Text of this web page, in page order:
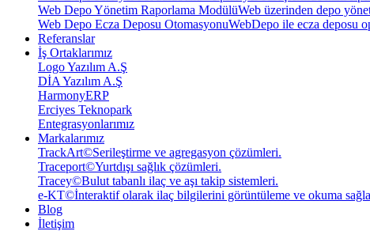
Web Depo Yönetim Raporlama ModülüWeb üzerinden depo
Web Depo Ecza Deposu OtomasyonuWebDepo ile ecza deposu
Referanslar
İş Ortaklarımız
Logo Yazılım A.Ş
DİA Yazılım A.Ş
HarmonyERP
Erciyes Teknopark
Entegrasyonlarımız
Markalarımız
TrackArt©Serileştirme ve agregasyon çözümleri.
Traceport©Yurtdışı sağlık çözümleri.
Tracey©Bulut tabanlı ilaç ve aşı takip sistemleri.
e-KT©İnteraktif olarak ilaç bilgilerini görüntüleme ve okuma
Blog
İletişim